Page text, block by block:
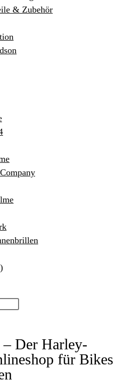
& Zubehör
)
– Der Harley-
für Bikes